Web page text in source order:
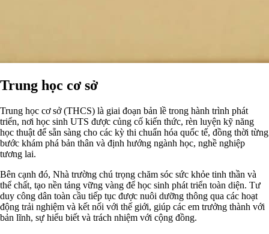
Trung học cơ sở
Trung học cơ sở (THCS) là giai đoạn bản lề trong hành trình phát
triển, nơi học sinh UTS được củng cố kiến thức, rèn luyện kỹ năng
học thuật để sẵn sàng cho các kỳ thi chuẩn hóa quốc tế, đồng thời từng
bước khám phá bản thân và định hướng ngành học, nghề nghiệp
tương lai.
Bên cạnh đó, Nhà trường chú trọng chăm sóc sức khỏe tinh thần và
thể chất, tạo nền tảng vững vàng để học sinh phát triển toàn diện. Tư
duy công dân toàn cầu tiếp tục được nuôi dưỡng thông qua các hoạt
động trải nghiệm và kết nối với thế giới, giúp các em trưởng thành với
bản lĩnh, sự hiểu biết và trách nhiệm với cộng đồng.